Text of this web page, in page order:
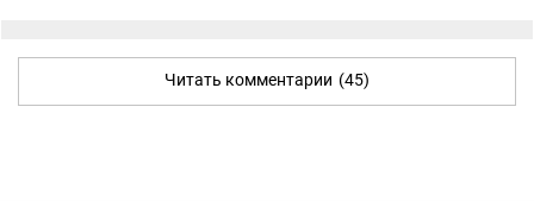
Читать комментарии (45)